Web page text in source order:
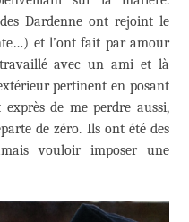
Dardenne ont rejoint le
et l’ont fait par amour
avec un ami et là
pertinent en posant
de me perdre aussi,
de zéro. Ils ont été des
vouloir imposer une